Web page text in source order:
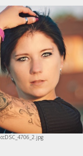
ccDSC_4706_2.jpg